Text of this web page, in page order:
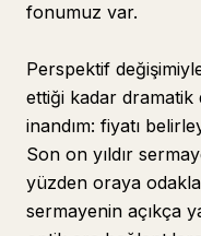
fonumuz var.
Perspektif
ettiği kadar dramatik
inandım: fiyatı
Son on yıldır
yüzden oraya
sermayenin açıkça